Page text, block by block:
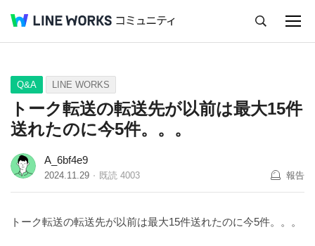
Q&A Tips Ideas
Q&A LINE WORKS
トーク転送の転送先が以前は最大15件
送れたのに今5件。。。
A_6bf4e9
2024.11.29 既読 4003 報告
トーク転送の転送先が以前は最大15件送れたのに今5件。。。